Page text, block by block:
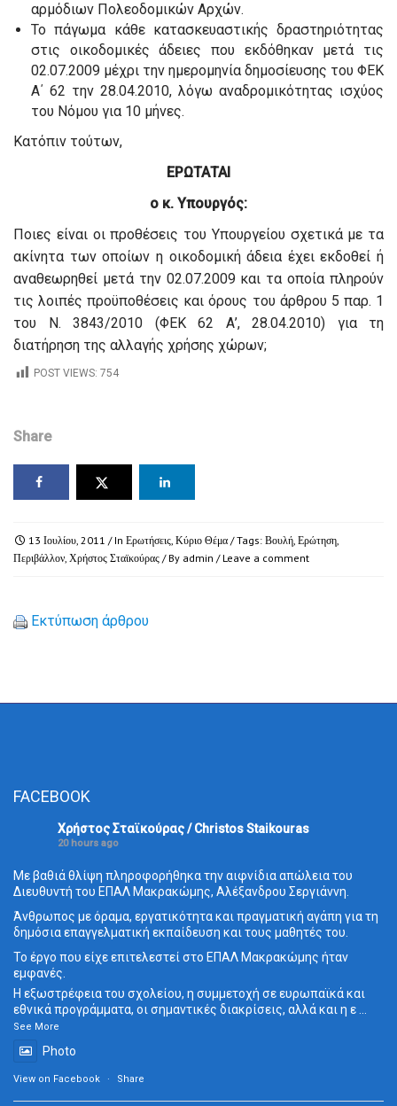
αρμόδιων Πολεοδομικών Αρχών.
Το πάγωμα κάθε κατασκευαστικής δραστηριότητας
στις οικοδομικές άδειες που εκδόθηκαν μετά τις
02.07.2009 μέχρι την ημερομηνία δημοσίευσης του ΦΕΚ
Α΄ 62 την 28.04.2010, λόγω αναδρομικότητας ισχύος
του Νόμου για 10 μήνες.
Κατόπιν τούτων,
ΕΡΩΤΑΤΑΙ
ο κ. Υπουργός:
Ποιες είναι οι προθέσεις του Υπουργείου σχετικά με τα
ακίνητα των οποίων η οικοδομική άδεια έχει εκδοθεί ή
αναθεωρηθεί μετά την 02.07.2009 και τα οποία πληρούν
τις λοιπές προϋποθέσεις και όρους του άρθρου 5 παρ. 1
του Ν. 3843/2010 (ΦΕΚ 62 Α’, 28.04.2010) για τη
διατήρηση της αλλαγής χρήσης χώρων;
POST VIEWS: 754
Share
13 Ιουλίου, 2011 / In Ερωτήσεις, Κύριο Θέμα / Tags: Βουλή, Ερώτηση,
Περιβάλλον, Χρήστος Σταϊκούρας / By admin / Leave a comment
Εκτύπωση άρθρου
FACEBOOK
Χρήστος Σταϊκούρας / Christos Staikouras
20 hours ago
Με βαθιά θλίψη πληροφορήθηκα την αιφνίδια απώλεια του
Διευθυντή του ΕΠΑΛ Μακρακώμης, Αλέξανδρου Σεργιάννη.
Άνθρωπος με όραμα, εργατικότητα και πραγματική αγάπη για τη
δημόσια επαγγελματική εκπαίδευση και τους μαθητές του.
Το έργο που είχε επιτελεστεί στο ΕΠΑΛ Μακρακώμης ήταν
εμφανές.
Η εξωστρέφεια του σχολείου, η συμμετοχή σε ευρωπαϊκά και
εθνικά προγράμματα, οι σημαντικές διακρίσεις, αλλά και η ε...
See More
Photo
View on Facebook · Share